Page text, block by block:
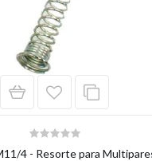
4 - Resorte para